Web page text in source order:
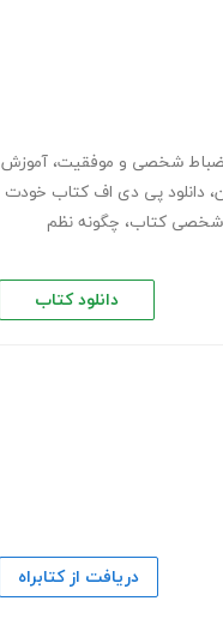
شخصی و موفقیت، آموزش
، دانلود پی دی اف کتاب خودت
شخصی کتاب، چگونه نظم
دانلود کتاب
دریافت از کتابراه